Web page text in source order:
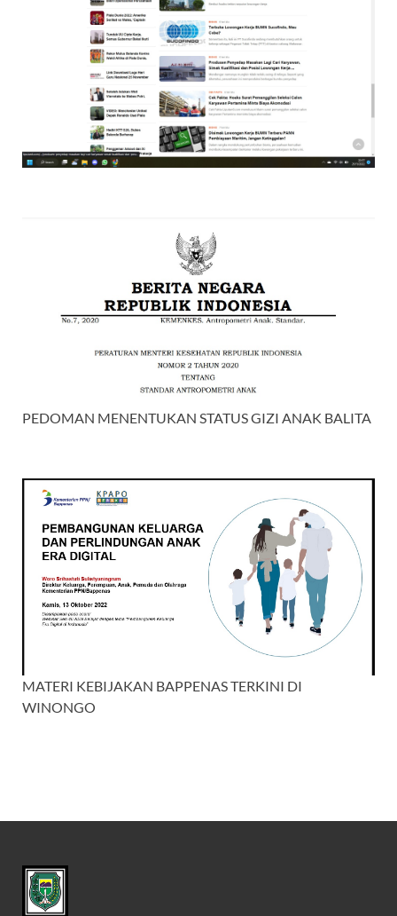
PEDOMAN MENENTUKAN STATUS GIZI ANAK BALITA
MATERI KEBIJAKAN BAPPENAS TERKINI DI
WINONGO